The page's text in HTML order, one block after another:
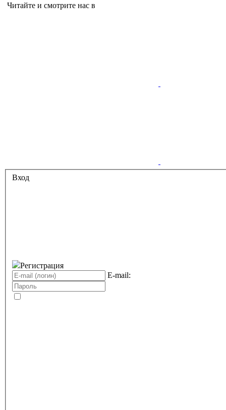
Читайте и смотрите нас в
Вход
Регистрация
E-mail: